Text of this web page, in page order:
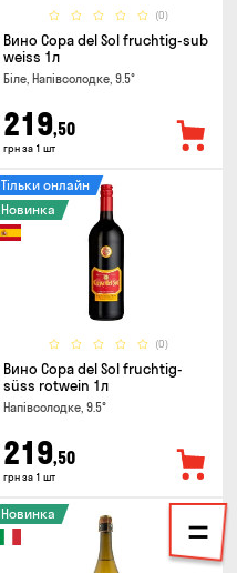
(0)
Вино Copa del Sol fruchtig-sub
weiss 1л
Біле, Напівсолодке, 9.5°
219,50
грн за 1 шт
(0)
Тільки онлайн
Новинка
Вино Copa del Sol fruchtig-
süss rotwein 1л
Напівсолодке, 9.5°
219,50
грн за 1 шт
Новинка